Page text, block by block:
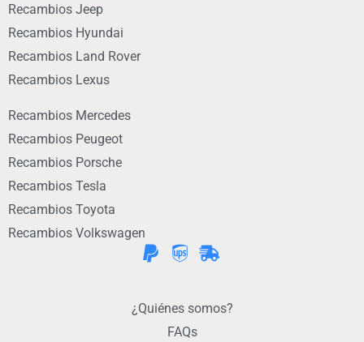
Recambios Jeep
Recambios Hyundai
Recambios Land Rover
Recambios Lexus
Recambios Mercedes
Recambios Peugeot
Recambios Porsche
Recambios Tesla
Recambios Toyota
Recambios Volkswagen
¿Quiénes somos?
FAQs